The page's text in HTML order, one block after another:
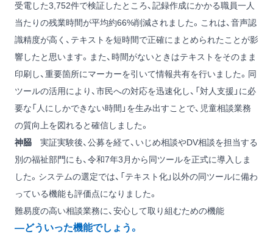
受電した3,752件で検証したところ、記録作成にかかる職員一人
当たりの残業時間が平均約66%削減されました。これは、音声認
識精度が高く、テキストを短時間で正確にまとめられたことが影
響したと思います。また、時間がないときはテキストをそのまま
印刷し、重要箇所にマーカーを引いて情報共有を行いました。同
ツールの活用により、市民への対応を迅速化し、「対人支援」に必
要な「人にしかできない時間」を生み出すことで、児童相談業務
の質向上を図れると確信しました。
神𦚰 実証実験後、公募を経て、いじめ相談やDV相談を担当する
別の福祉部門にも、令和7年3月から同ツールを正式に導入しま
した。システムの選定では、「テキスト化」以外の同ツールに備わ
っている機能も評価点になりました。
難易度の高い相談業務に、安心して取り組むための機能
―どういった機能でしょう。